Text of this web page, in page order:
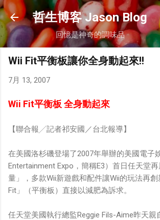
跳到主要內容
哲生博客 Jason Blog
回憶是神奇的調味品
Wii Fit平衡板讓你全身動起來!!
7月 13, 2007
Wii Fit平衡板 全身動起來
【聯合報╱記者祁安國／台北報導】
在美國洛杉磯登場了2007年舉辦的美國電子
Entertainment Expo，簡稱E3）首日任天堂
量」，多款Wii新遊戲和配件讓Wii的玩法再
Fit」（平衡板）直接以減肥為訴求。
任天堂美國執行總監Reggie Fils-Aime昨天親